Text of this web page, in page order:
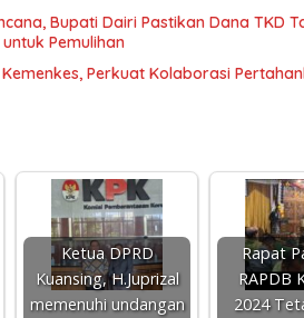
Bupati Dairi Pastikan Dana TKD
Pemulihan
Perkuat Kolaborasi
Ketua DPRD
Kuansing, H.Juprizal
memenuhi undangan
Rapat
RAPDB
2024